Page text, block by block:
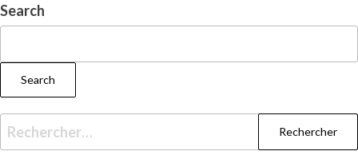
Search
Search